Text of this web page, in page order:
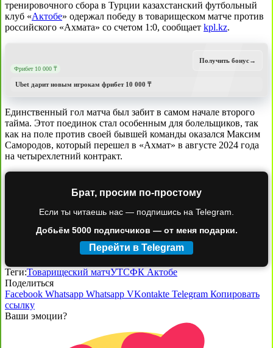
тренировочного сбора в Турции казахстанский футбольный
клуб «Актобе» одержал победу в товарищеском матче против
российского «Ахмата» со счетом 1:0, сообщает kpl.kz.
Фрибет 10 000 ₸
Ubet дарит новым игрокам фрибет 10 000 ₸
Получить бонус→
Единственный гол матча был забит в самом начале второго
тайма. Этот поединок стал особенным для болельщиков, так
как на поле против своей бывшей команды оказался Максим
Самородов, который перешел в «Ахмат» в августе 2024 года
на четырехлетний контракт.
Брат, просим по-простому
Если ты читаешь нас — подпишись на Telegram.
Добьём 5000 подписчиков — от меня подарки.
Перейти в Telegram
Теги:Товарищеский матчУТСФК Актобе
Поделиться
Facebook Whatsapp Whatsapp VKontakte Telegram Копировать
ссылку
Ваши эмоции?